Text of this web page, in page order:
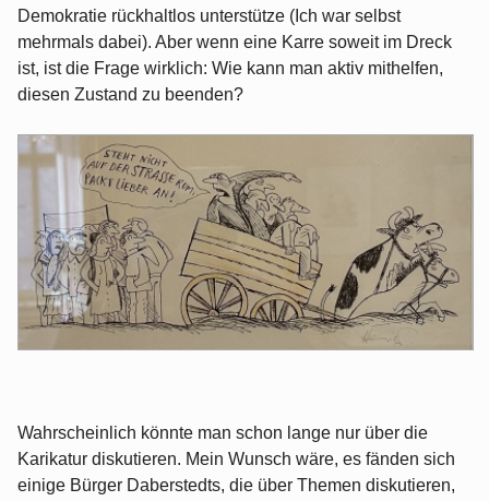
Demokratie rückhaltlos unterstütze (Ich war selbst
mehrmals dabei). Aber wenn eine Karre soweit im Dreck
ist, ist die Frage wirklich: Wie kann man aktiv mithelfen,
diesen Zustand zu beenden?
Wahrscheinlich könnte man schon lange nur über die
Karikatur diskutieren. Mein Wunsch wäre, es fänden sich
einige Bürger Daberstedts, die über Themen diskutieren,